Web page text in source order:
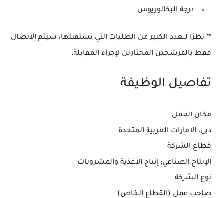
درجة البكالوريوس
** نظرًا للعدد الكبير من الطلبات التي نستقبلها، سيتم الاتصال
فقط بالمرشحين المختارين لإجراء المقابلة.
تفاصيل الوظيفة
مكان العمل
دبى، الامارات العربية المتحدة
قطاع الشركة
الإنتاج الصناعي; إنتاج الأغذية والمشروبات
نوع الشركة
صاحب عمل (القطاع الخاص)